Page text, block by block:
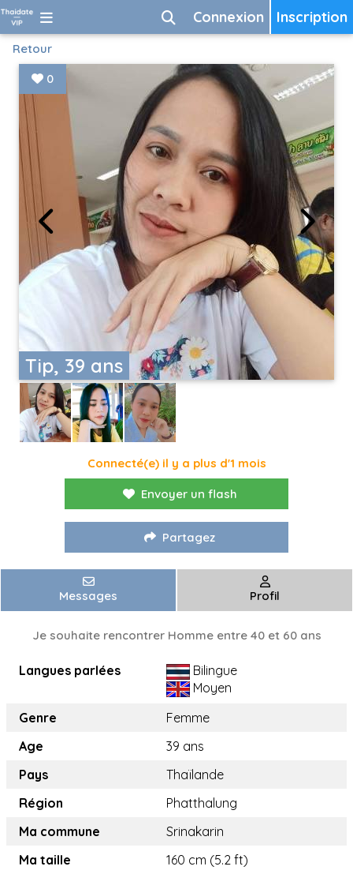
Inscription
Connexion
Retour
Tip, 39 ans
0
Connecté(e) il y a plus d'1 mois
Envoyer un flash
Partagez
Messages Profil
Je souhaite rencontrer Homme entre 40 et 60 ans
Langues parlées
Bilingue
Moyen
Genre
Femme
Age
39 ans
Pays
Thaïlande
Région
Phatthalung
Ma commune
Srinakarin
Ma taille
160 cm (5.2 ft)